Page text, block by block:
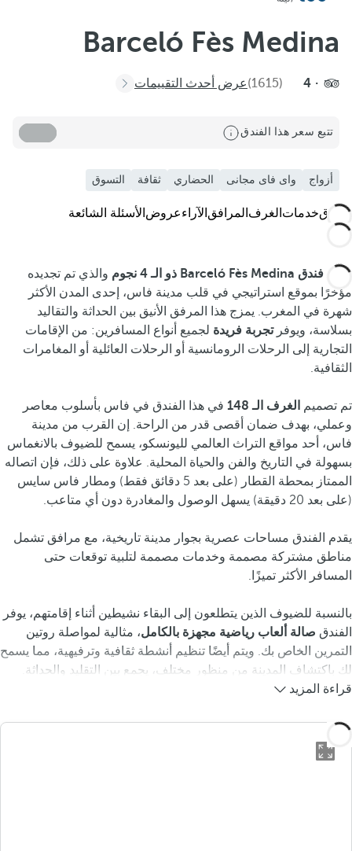
Barceló Fès Medina
4
(1615) عرض أحدث التقييمات
تتبع سعر هذا الفندق
أزواج واى فاى مجانى الحضاري ثقافة التسوق
الفندقخدمات الغرف المرافق الآراءعروض الأسئلة الشائعة
يتمتع فندق Barceló Fès Medina ذو الـ 4 نجوم
والذي تم تجديده
مؤخرًا بموقع استراتيجي في قلب مدينة فاس، إحدى المدن الأكثر
شهرة في المغرب. يمزج هذا المرفق الأنيق بين الحداثة والتقاليد
بسلاسة، ويوفرتجربة فريدة لجميع أنواع المسافرين: من الإقامات
التجارية إلى الرحلات الرومانسية أو الرحلات العائلية أو المغامرات
الثقافية.
تم تصميم الغرف الـ 148
في هذا الفندق في فاس بأسلوب معاصر
وعملي، بهدف ضمان أقصى قدر من الراحة. إن القرب من مدينة
فاس، أحد مواقع التراث العالمي لليونسكو، يسمح للضيوف بالانغماس
بسهولة في التاريخ والفن والحياة المحلية. علاوة على ذلك، فإن اتصاله
الممتاز بمحطة القطار (على بعد 5 دقائق فقط) ومطار فاس سايس
(على بعد 20 دقيقة) يسهل الوصول والمغادرة دون أي متاعب.
يقدم الفندق مساحات عصرية بجوار مدينة تاريخية، مع مرافق تشمل
مناطق مشتركة مصممة وخدمات مصممة لتلبية توقعات حتى
المسافر الأكثر تميزًا.
بالنسبة للضيوف الذين يتطلعون إلى البقاء نشيطين أثناء إقامتهم، يوفر
الفندق صالة ألعاب رياضية مجهزة بالكامل، مثالية لمواصلة روتين
التمرين الخاص بك. ويتم أيضًا تنظيم أنشطة ثقافية وترفيهية، مما يسمح
لك باكتشاف المدينة من منظور مختلف، يجمع بين التقليد والحداثة.
قراءة المزيد